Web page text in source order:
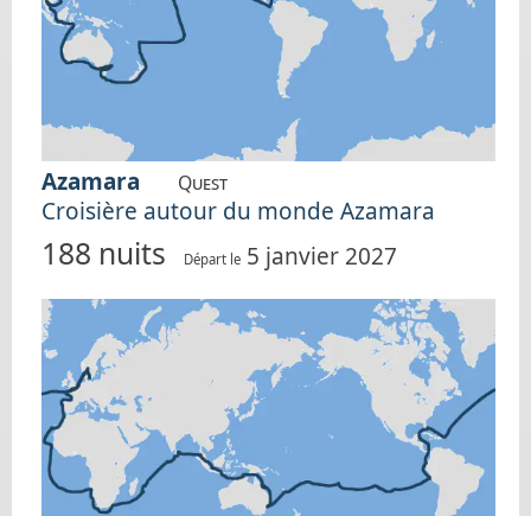
Azamara Quest
Croisière autour du monde Azamara
188 nuits Départ le 5 janvier 2027